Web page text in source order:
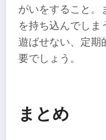
がいをすること。
を持ち込んでしま
遊ばせない、定期
要でしょう。
まとめ